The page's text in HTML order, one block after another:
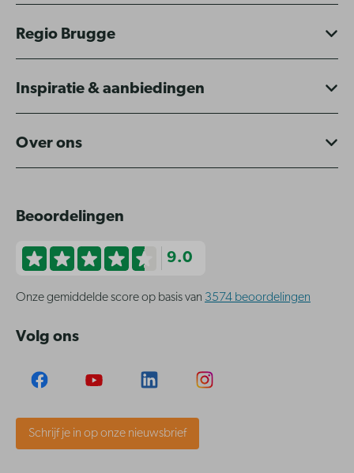
Regio Brugge
Inspiratie & aanbiedingen
Over ons
Beoordelingen
9.0
Onze gemiddelde score op basis van 3574 beoordelingen
Volg ons
Schrijf je in op onze nieuwsbrief